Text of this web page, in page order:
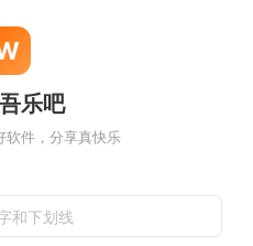
乐吧
软件，分享真快乐